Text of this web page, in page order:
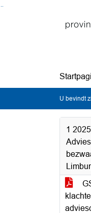
U bevindt
1